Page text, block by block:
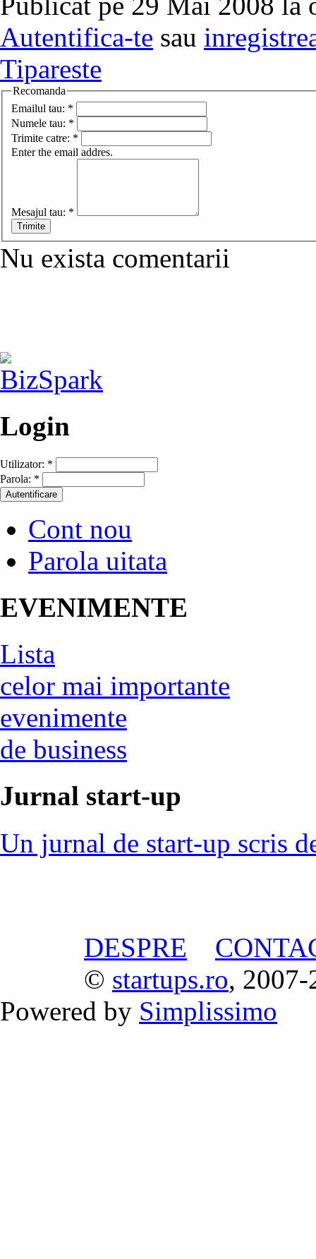
Autentifica-te sau
Tipareste
Recomanda
Emailul tau: *
Numele tau: *
Trimite catre: *
Enter the email addres.
Mesajul tau: *
Nu exista comentarii
Login
Utilizator: *
Parola: *
Cont nou
Parola uitata
EVENIMENTE
Lista
celor mai importante
evenimente
de business
Jurnal start-up
Un jurnal de start-up scris
DESPRE
© startups.ro, 2007-
Powered by Simplissimo